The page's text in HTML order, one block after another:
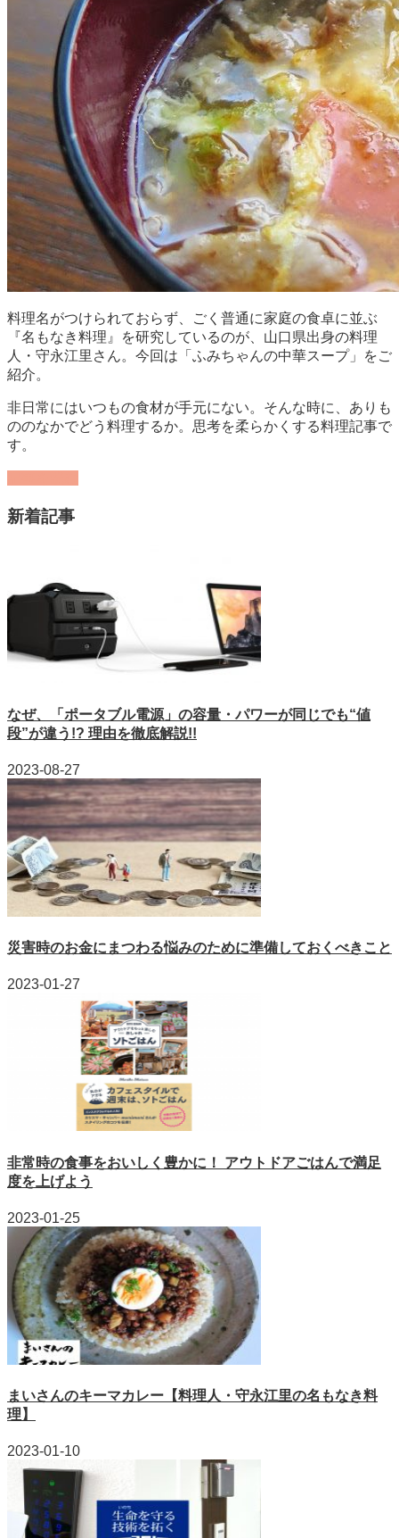
料理名がつけられておらず、ごく普通に家庭の食卓に並ぶ
『名もなき料理』を研究しているのが、山口県出身の料理
人・守永江里さん。今回は「ふみちゃんの中華スープ」をご
紹介。
非日常にはいつもの食材が手元にない。そんな時に、ありも
ののなかでどう料理するか。思考を柔らかくする料理記事で
す。
新着記事
なぜ、「ポータブル電源」の容量・パワーが同じでも“値
段”が違う!? 理由を徹底解説!!
2023-08-27
災害時のお金にまつわる悩みのために準備しておくべきこと
2023-01-27
非常時の食事をおいしく豊かに！ アウトドアごはんで満足
度を上げよう
2023-01-25
まいさんのキーマカレー【料理人・守永江里の名もなき料
理】
2023-01-10